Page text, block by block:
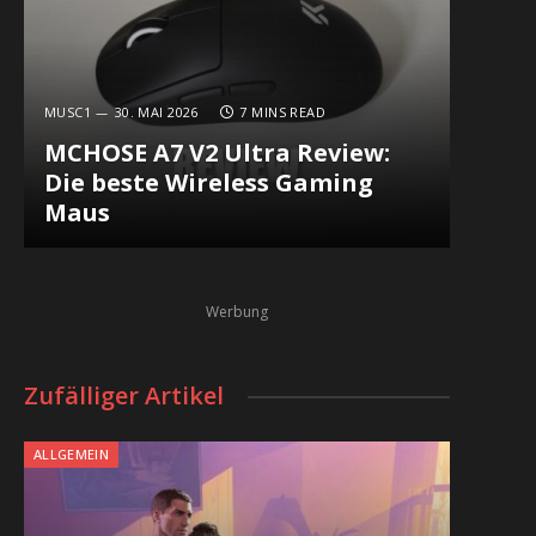
MUSC1 30. MAI 2026 7 MINS READ
MCHOSE A7 V2 Ultra Review:
Die beste Wireless Gaming
Maus
Werbung
Zufälliger Artikel
ALLGEMEIN